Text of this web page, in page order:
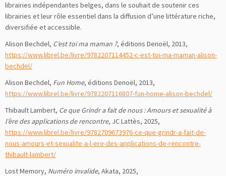
librairies indépendantes belges, dans le souhait de soutenir ces
librairies et leur rôle essentiel dans la diffusion d’une littérature riche,
diversifiée et accessible.
Alison Bechdel, C’est toi ma maman ?, éditions Denoël, 2013,
https://www.librel.be/livre/9782207114452-c-est-toi-ma-maman-alison-
bechdel/
Alison Bechdel, Fun Home, éditions Denoël, 2013,
https://www.librel.be/livre/9782207116807-fun-home-alison-bechdel/
Thibault Lambert, Ce que Grindr a fait de nous : Amours et sexualité à
l’ère des applications de rencontre, JC Lattès, 2025,
https://www.librel.be/livre/9782709673976-ce-que-grindr-a-fait-de-
nous-amours-et-sexualite-a-l-ere-des-applications-de-rencontre-
thibault-lambert/
Lost Memory, Numéro invalide, Akata, 2025,